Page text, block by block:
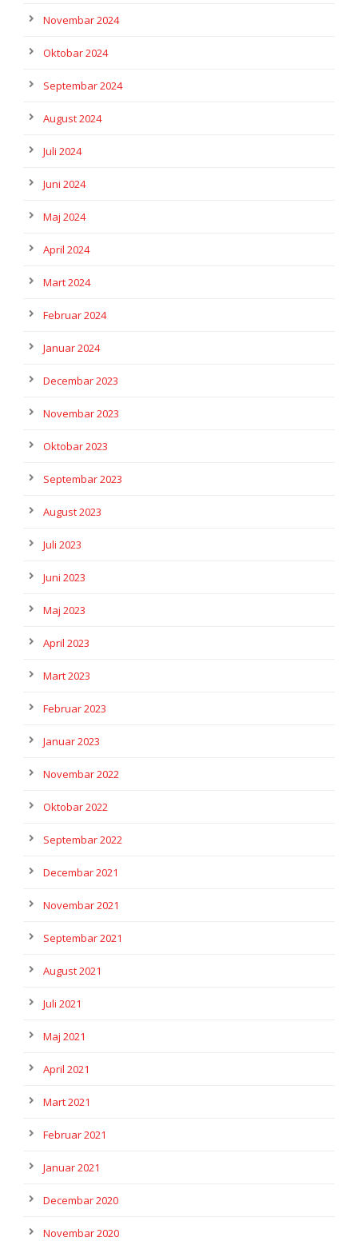
Novembar 2024
Oktobar 2024
Septembar 2024
August 2024
Juli 2024
Juni 2024
Maj 2024
April 2024
Mart 2024
Februar 2024
Januar 2024
Decembar 2023
Novembar 2023
Oktobar 2023
Septembar 2023
August 2023
Juli 2023
Juni 2023
Maj 2023
April 2023
Mart 2023
Februar 2023
Januar 2023
Novembar 2022
Oktobar 2022
Septembar 2022
Decembar 2021
Novembar 2021
Septembar 2021
August 2021
Juli 2021
Maj 2021
April 2021
Mart 2021
Februar 2021
Januar 2021
Decembar 2020
Novembar 2020